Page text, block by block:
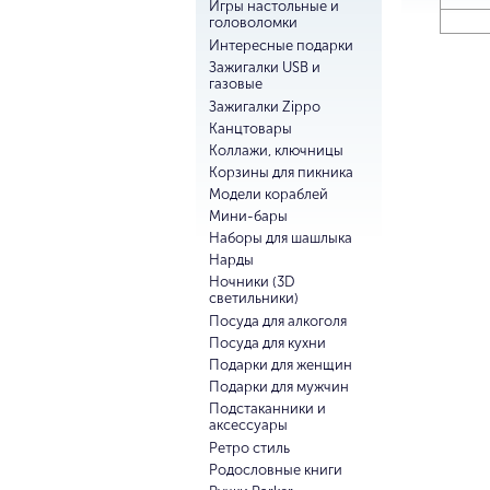
Игры настольные и
головоломки
Интересные подарки
Зажигалки USB и
газовые
Зажигалки Zippo
Канцтовары
Коллажи, ключницы
Корзины для пикника
Модели кораблей
Мини-бары
Наборы для шашлыка
Нарды
Ночники (3D
светильники)
Посуда для алкоголя
Посуда для кухни
Подарки для женщин
Подарки для мужчин
Подстаканники и
аксессуары
Ретро стиль
Родословные книги